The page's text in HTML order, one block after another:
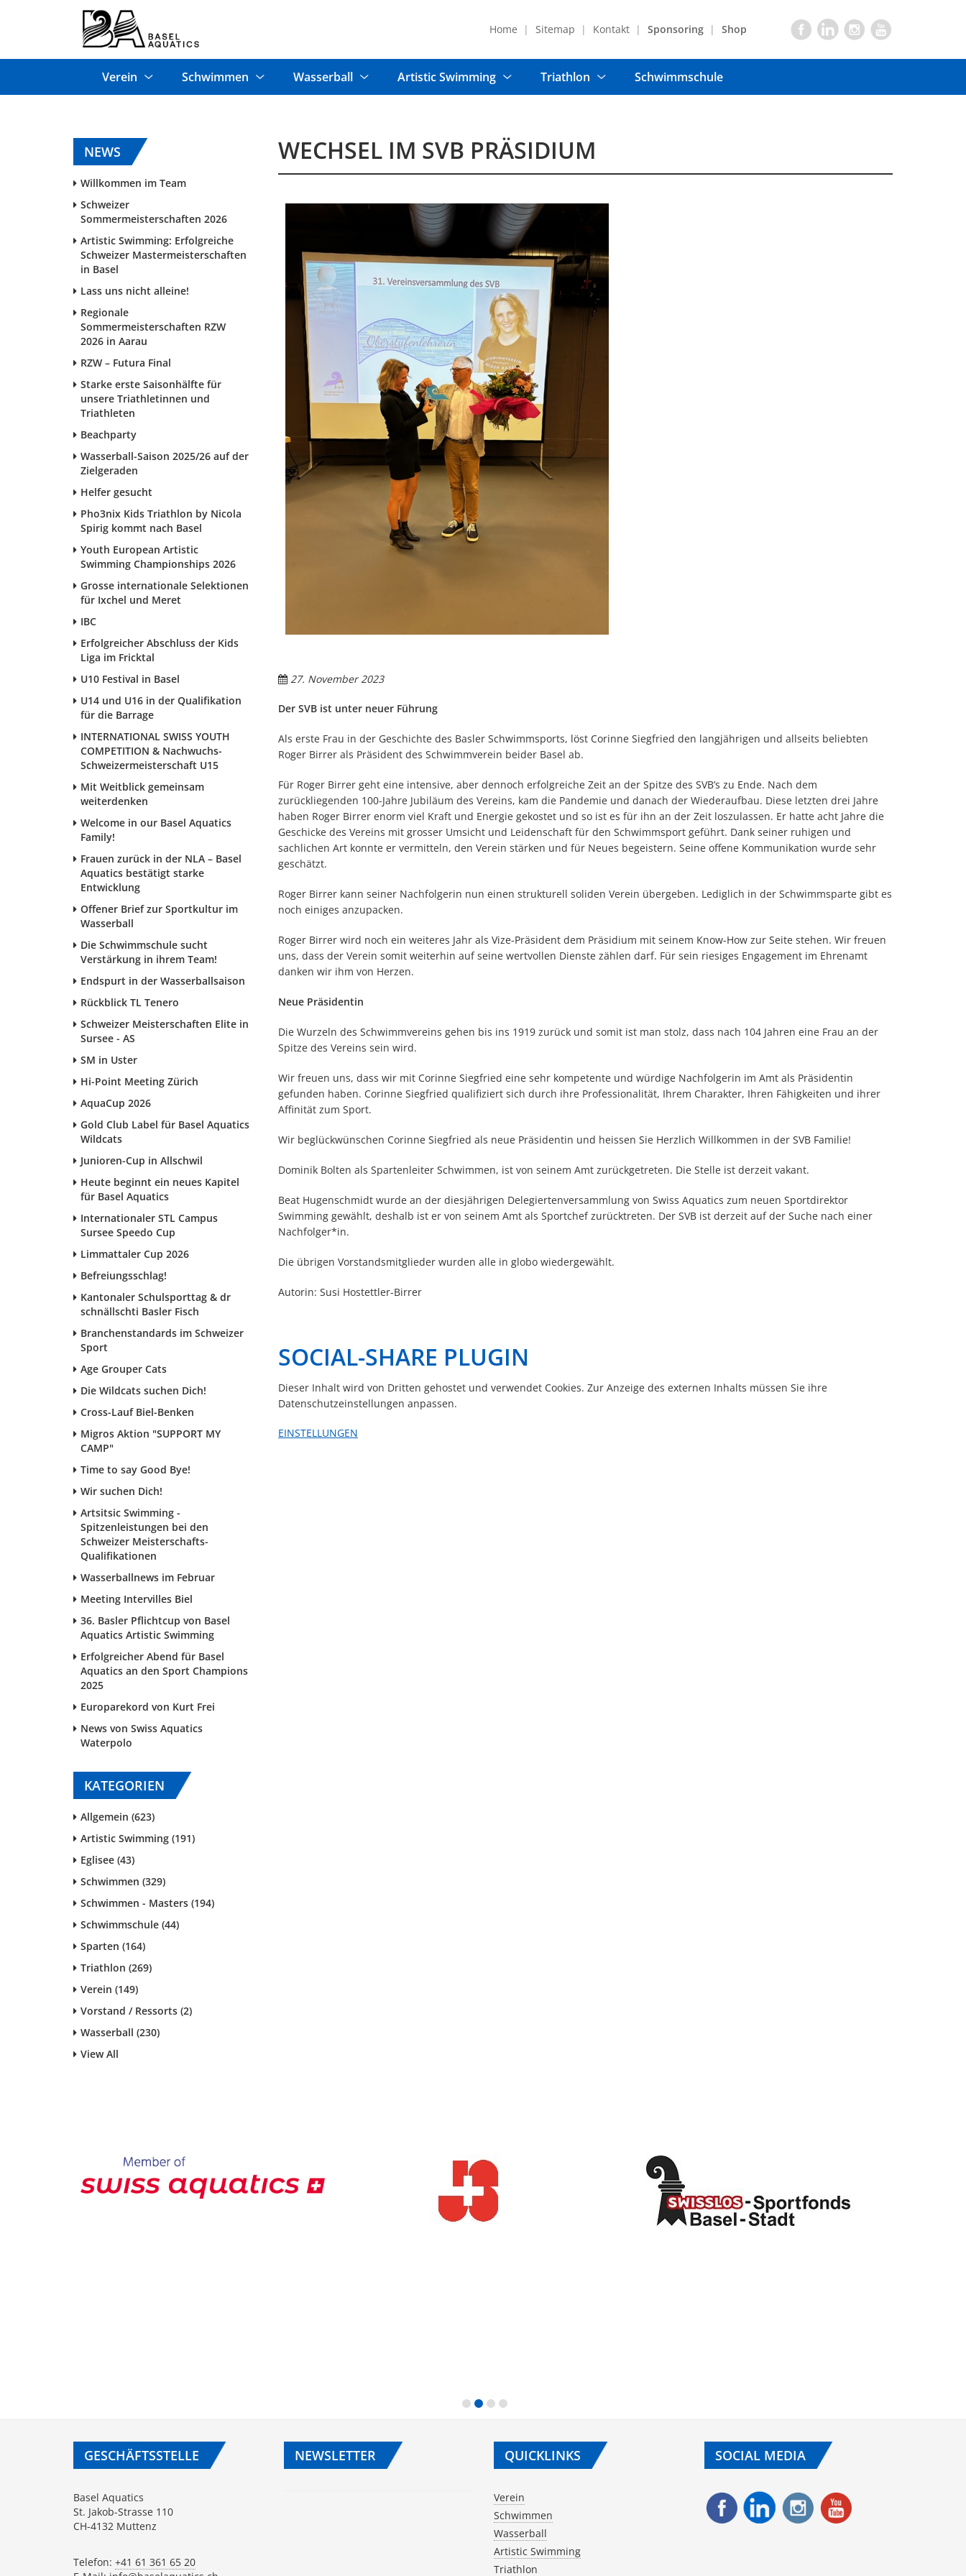
Home Sitemap Kontakt Sponsoring Shop
Verein Schwimmen Wasserball Artistic Swimming Triathlon Schwimmschule
NEWS
Willkommen im Team
Schweizer
Sommermeisterschaften 2026
Artistic Swimming: Erfolgreiche
Schweizer Mastermeisterschaften
in Basel
Lass uns nicht alleine!
Regionale
Sommermeisterschaften RZW
2026 in Aarau
RZW – Futura Final
Starke erste Saisonhälfte für
unsere Triathletinnen und
Triathleten
Beachparty
Wasserball-Saison 2025/26 auf der
Zielgeraden
Helfer gesucht
Pho3nix Kids Triathlon by Nicola
Spirig kommt nach Basel
Youth European Artistic
Swimming Championships 2026
Grosse internationale Selektionen
für Ixchel und Meret
IBC
Erfolgreicher Abschluss der Kids
Liga im Fricktal
U10 Festival in Basel
U14 und U16 in der Qualifikation
für die Barrage
INTERNATIONAL SWISS YOUTH
COMPETITION & Nachwuchs-
Schweizermeisterschaft U15
Mit Weitblick gemeinsam
weiterdenken
Welcome in our Basel Aquatics
Family!
Frauen zurück in der NLA – Basel
Aquatics bestätigt starke
Entwicklung
Offener Brief zur Sportkultur im
Wasserball
Die Schwimmschule sucht
Verstärkung in ihrem Team!
Endspurt in der Wasserballsaison
Rückblick TL Tenero
Schweizer Meisterschaften Elite in
Sursee - AS
SM in Uster
Hi-Point Meeting Zürich
AquaCup 2026
Gold Club Label für Basel Aquatics
Wildcats
Junioren-Cup in Allschwil
Heute beginnt ein neues Kapitel
für Basel Aquatics
Internationaler STL Campus
Sursee Speedo Cup
Limmattaler Cup 2026
Befreiungsschlag!
Kantonaler Schulsporttag & dr
schnällschti Basler Fisch
Branchenstandards im Schweizer
Sport
Age Grouper Cats
Die Wildcats suchen Dich!
Cross-Lauf Biel-Benken
Migros Aktion "SUPPORT MY
CAMP"
Time to say Good Bye!
Wir suchen Dich!
Artsitsic Swimming -
Spitzenleistungen bei den
Schweizer Meisterschafts-
Qualifikationen
Wasserballnews im Februar
Meeting Intervilles Biel
36. Basler Pflichtcup von Basel
Aquatics Artistic Swimming
Erfolgreicher Abend für Basel
Aquatics an den Sport Champions
2025
Europarekord von Kurt Frei
News von Swiss Aquatics
Waterpolo
KATEGORIEN
Allgemein (623)
Artistic Swimming (191)
Eglisee (43)
Schwimmen (329)
Schwimmen - Masters (194)
Schwimmschule (44)
Sparten (164)
Triathlon (269)
Verein (149)
Vorstand / Ressorts (2)
Wasserball (230)
View All
WECHSEL IM SVB PRÄSIDIUM
27. November 2023
Der SVB ist unter neuer Führung
Als erste Frau in der Geschichte des Basler Schwimmsports, löst Corinne Siegfried den langjährigen und allseits beliebten
Roger Birrer als Präsident des Schwimmverein beider Basel ab.
Für Roger Birrer geht eine intensive, aber dennoch erfolgreiche Zeit an der Spitze des SVB’s zu Ende. Nach dem
zurückliegenden 100-Jahre Jubiläum des Vereins, kam die Pandemie und danach der Wiederaufbau. Diese letzten drei Jahre
haben Roger Birrer enorm viel Kraft und Energie gekostet und so ist es für ihn an der Zeit loszulassen. Er hatte acht Jahre die
Geschicke des Vereins mit grosser Umsicht und Leidenschaft für den Schwimmsport geführt. Dank seiner ruhigen und
sachlichen Art konnte er vermitteln, den Verein stärken und für Neues begeistern. Seine offene Kommunikation wurde sehr
geschätzt.
Roger Birrer kann seiner Nachfolgerin nun einen strukturell soliden Verein übergeben. Lediglich in der Schwimmsparte gibt es
noch einiges anzupacken.
Roger Birrer wird noch ein weiteres Jahr als Vize-Präsident dem Präsidium mit seinem Know-How zur Seite stehen. Wir freuen
uns, dass der Verein somit weiterhin auf seine wertvollen Dienste zählen darf. Für sein riesiges Engagement im Ehrenamt
danken wir ihm von Herzen.
Neue Präsidentin
Die Wurzeln des Schwimmvereins gehen bis ins 1919 zurück und somit ist man stolz, dass nach 104 Jahren eine Frau an der
Spitze des Vereins sein wird.
Wir freuen uns, dass wir mit Corinne Siegfried eine sehr kompetente und würdige Nachfolgerin im Amt als Präsidentin
gefunden haben. Corinne Siegfried qualifiziert sich durch ihre Professionalität, Ihrem Charakter, Ihren Fähigkeiten und ihrer
Affinität zum Sport.
Wir beglückwünschen Corinne Siegfried als neue Präsidentin und heissen Sie Herzlich Willkommen in der SVB Familie!
Dominik Bolten als Spartenleiter Schwimmen, ist von seinem Amt zurückgetreten. Die Stelle ist derzeit vakant.
Beat Hugenschmidt wurde an der diesjährigen Delegiertenversammlung von Swiss Aquatics zum neuen Sportdirektor
Swimming gewählt, deshalb ist er von seinem Amt als Sportchef zurücktreten. Der SVB ist derzeit auf der Suche nach einer
Nachfolger*in.
Die übrigen Vorstandsmitglieder wurden alle in globo wiedergewählt.
Autorin: Susi Hostettler-Birrer
SOCIAL-SHARE PLUGIN
Dieser Inhalt wird von Dritten gehostet und verwendet Cookies. Zur Anzeige des externen Inhalts müssen Sie ihre
Datenschutzeinstellungen anpassen.
EINSTELLUNGEN
GESCHÄFTSSTELLE
Basel Aquatics
St. Jakob-Strasse 110
CH-4132 Muttenz
Telefon: +41 61 361 65 20
NEWSLETTER QUICKLINKS
Verein
Schwimmen
Wasserball
Artistic Swimming
Triathlon
SOCIAL MEDIA